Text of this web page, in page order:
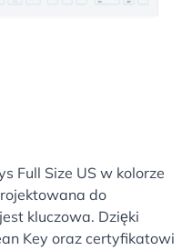
Full Size US w kolorze
do
kluczowa. Dzięki
Key oraz certyfikatowi